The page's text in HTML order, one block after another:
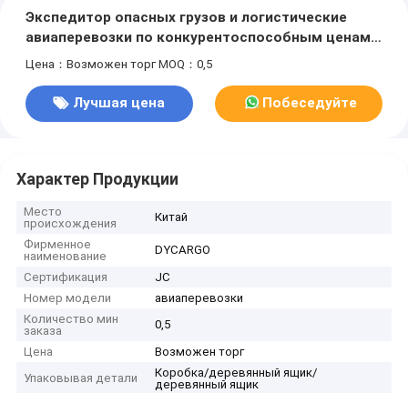
Экспедитор опасных грузов и логистические
авиаперевозки по конкурентоспособным ценам
из Шэньчжэня в США, Канаду
Цена：Возможен торг MOQ：0,5
Лучшая цена Побеседуйте
Характер Продукции
Место
происхождения
Китай
Фирменное
наименование
DYCARGO
Сертификация
JC
Номер модели
авиаперевозки
Количество мин
заказа
0,5
Цена
Возможен торг
Упаковывая детали
Коробка/деревянный ящик/
деревянный ящик